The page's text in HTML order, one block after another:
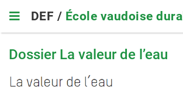
main
navigation
DEF / École vaudoise
Dossier La valeur de l’eau